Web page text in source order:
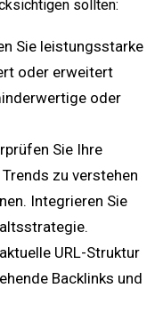
sollten:
Sie leistungsstarke
oder erweitert
oder
Sie Ihre
zu verstehen
Integrieren Sie
URL-Struktur
Backlinks und